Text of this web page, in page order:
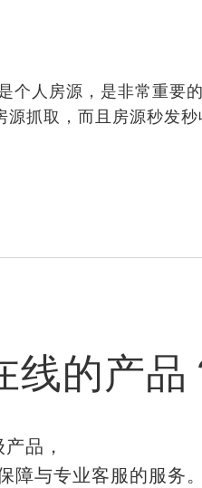
个人房源，是非常重要
抓取，而且房源秒发
的产品
品，
与专业客服的服务。